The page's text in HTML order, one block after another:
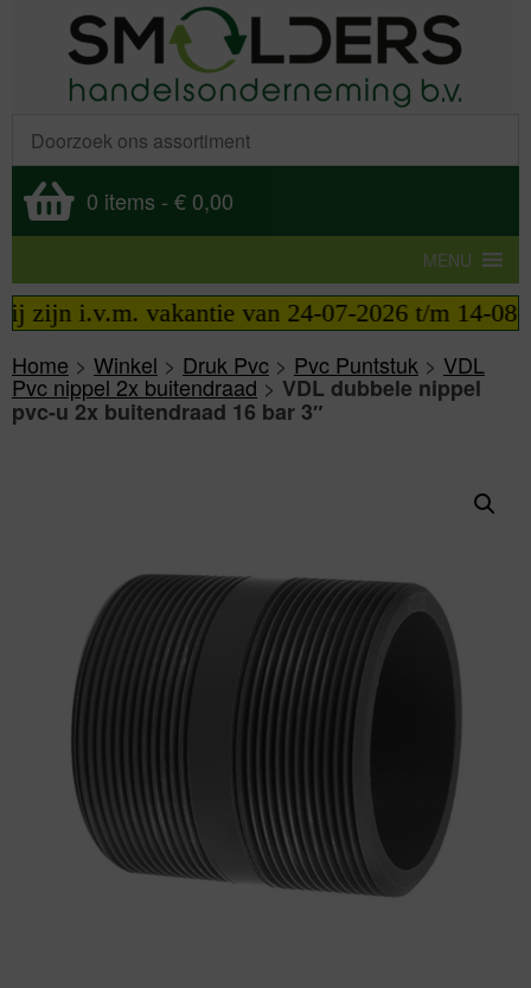
0 items - € 0,00
MENU
i.v.m. vakantie van 24-07-2026 t/m 14-08-
Home > Winkel > Druk Pvc > Pvc Puntstuk > VDL
Pvc nippel 2x buitendraad> VDL dubbele nippel
pvc-u 2x buitendraad 16 bar 3″